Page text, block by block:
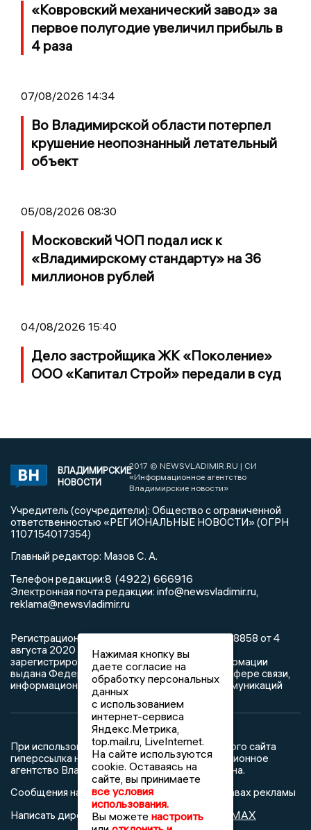
«Ковровский механический завод» за
первое полугодие увеличил прибыль в
4 раза
07/08/2026 14:34
Во Владимирской области потерпел
крушение неопознанный летательный
объект
05/08/2026 08:30
Московский ЧОП подал иск к
«Владимирскому стандарту» на 36
миллионов рублей
04/08/2026 15:40
Дело застройщика ЖК «Поколение»
ООО «Капитал Строй» передали в суд
ВЛАДИМИРСКИЕ
НОВОСТИ
2017 © NEWSVLADIMIR.RU | СИ
«Информационное агентство
Владимирские новости»
Учредитель (соучредители): Общество с ограниченной
ответственностью «РЕГИОНАЛЬНЫЕ НОВОСТИ» (ОГРН
1107154017354)
Главный редактор: Мазов С. А.
Телефон редакции:8 (4922) 666916
Электронная почта редакции: info@newsvladimir.ru,
reklama@newsvladimir.ru
Регистрационный номер: серия Эл № ФС77-78858 от 4
августа 2020 г. согласно выписке из реестра
зарегистрированных средств массовой информации
выдана Федеральной службой по надзору в сфере связи,
информационных технологий и массовых коммуникаций
При использовании любого материала с данного сайта
гиперссылка на Сетевое издание «Информационное
агентство Владимирские новости» обязательна.
Сообщения на сером фоне размещены на правах рекламы
Написать директору в телеграм@mazov MAX
Нажимая кнопку вы
даете согласие на
обработку персональных
данных
с использованием
интернет-сервиса
Яндекс.Метрика,
top.mail.ru, LiveInternet.
На сайте используются
cookie. Оставаясь на
сайте, вы принимаете
все условия
использования.
Вы можете настроить